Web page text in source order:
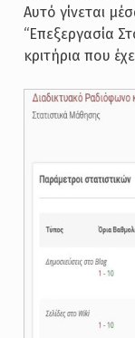
Αυτό γίνεται
“Επεξεργασία
κριτήρια που